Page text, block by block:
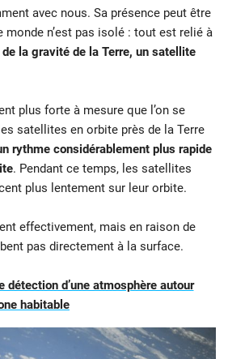
avec nous. Sa présence peut être
n’est pas isolé : tout est relié à
de la gravité de la Terre, un satellite
plus forte à mesure que l’on se
satellites en orbite près de la Terre
rythme considérablement plus rapide
. Pendant ce temps, les satellites
plus lentement sur leur orbite.
effectivement, mais en raison de
pas directement à la surface.
détection d’une atmosphère autour
habitable